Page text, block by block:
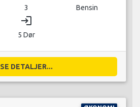
3 Bensin
login
5 Dør
SE DETALJER...